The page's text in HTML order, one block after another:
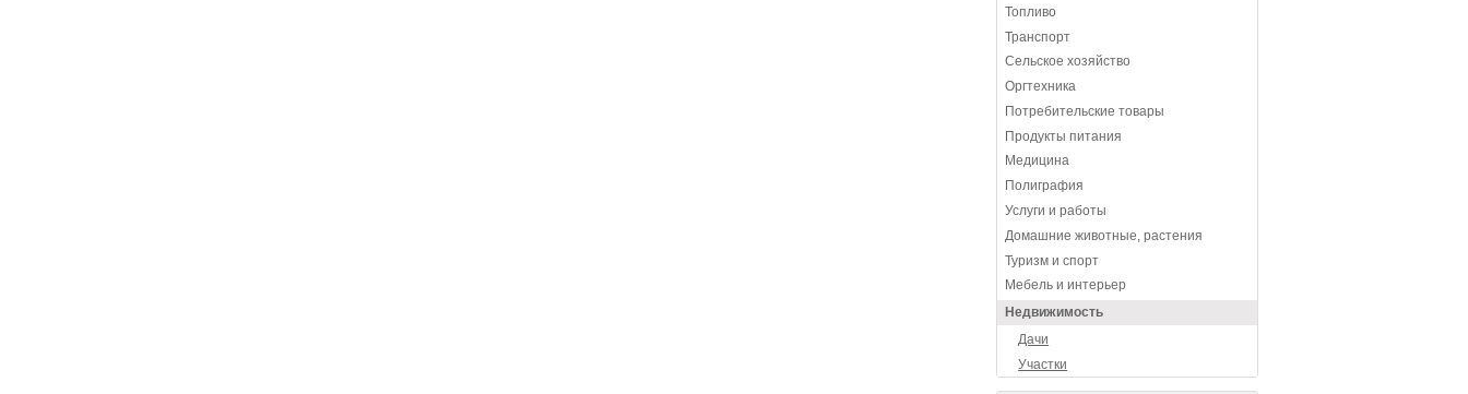
Топливо
Транспорт
Сельское хозяйство
Оргтехника
Потребительские товары
Продукты питания
Медицина
Полиграфия
Услуги и работы
Домашние животные, растения
Туризм и спорт
Мебель и интерьер
Недвижимость
Дачи
Участки